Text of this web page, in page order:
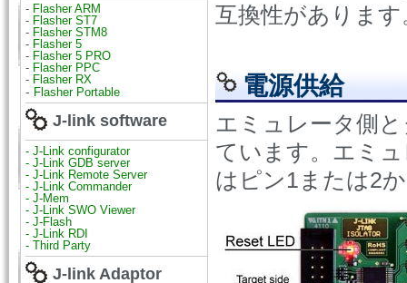
- Flasher ARM
- Flasher ST7
- Flasher STM8
- Flasher 5
- Flasher 5 PRO
- Flasher PPC
- Flasher RX
- Flasher Portable
J-link software
- J-Link configurator
- J-Link GDB server
- J-Link Remote Server
- J-Link Commander
- J-Mem
- J-Link SWO Viewer
- J-Flash
- J-Link RDI
- Third Party
J-link Adaptor
互換性があります
電源供給
エミュレータ側
ています。エミ
はピン1または2